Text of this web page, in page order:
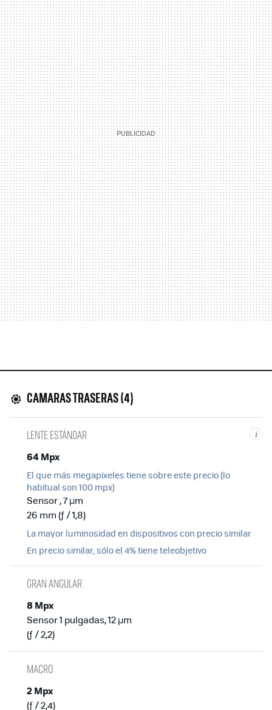
CAMARAS TRASERAS (4)
i
LENTE ESTÁNDAR
64 Mpx
El que más megapixeles tiene sobre este precio (lo
habitual son 100 mpx)
Sensor , 7 µm
26 mm (ƒ / 1,8)
La mayor luminosidad en dispositivos con precio similar
En precio similar, sólo el 4% tiene teleobjetivo
GRAN ANGULAR
8 Mpx
Sensor 1 pulgadas, 12 µm
(ƒ / 2,2)
MACRO
2 Mpx
(ƒ / 2,4)